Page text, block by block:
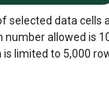
selected data cells
number allowed is
limited to 5,000